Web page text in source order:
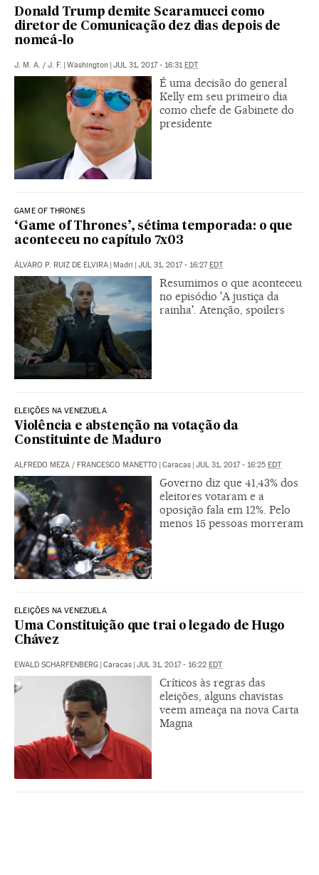
Donald Trump demite Scaramucci como
diretor de Comunicação dez dias depois de
nomeá-lo
J. M. A. / J. F. | Washington | JUL 31, 2017 - 16:31EDT
É uma decisão do general
Kelly em seu primeiro dia
como chefe de Gabinete do
presidente
GAME OF THRONES
‘Game of Thrones’, sétima temporada: o que
aconteceu no capítulo 7x03
ÁLVARO P. RUIZ DE ELVIRA | Madri | JUL 31, 2017 - 16:27EDT
Resumimos o que aconteceu
no episódio 'A justiça da
rainha'. Atenção, spoilers
ELEIÇÕES NA VENEZUELA
Violência e abstenção na votação da
Constituinte de Maduro
ALFREDO MEZA / FRANCESCO MANETTO | Caracas | JUL 31, 2017 - 16:25 EDT
Governo diz que 41,43% dos
eleitores votaram e a
oposição fala em 12%. Pelo
menos 15 pessoas morreram
ELEIÇÕES NA VENEZUELA
Uma Constituição que trai o legado de Hugo
Chávez
EWALD SCHARFENBERG | Caracas | JUL 31, 2017 - 16:22 EDT
Críticos às regras das
eleições, alguns chavistas
veem ameaça na nova Carta
Magna